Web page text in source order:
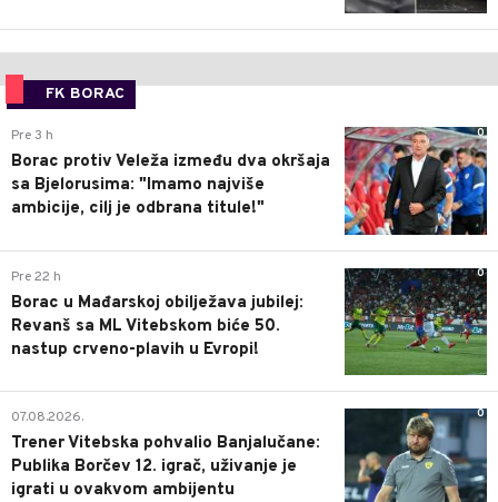
FK BORAC
0
Pre 3 h
Borac protiv Veleža između dva okršaja
sa Bjelorusima: "Imamo najviše
ambicije, cilj je odbrana titule!"
0
Pre 22 h
Borac u Mađarskoj obilježava jubilej:
Revanš sa ML Vitebskom biće 50.
nastup crveno-plavih u Evropi!
0
07.08.2026.
Trener Vitebska pohvalio Banjalučane:
Publika Borčev 12. igrač, uživanje je
igrati u ovakvom ambijentu